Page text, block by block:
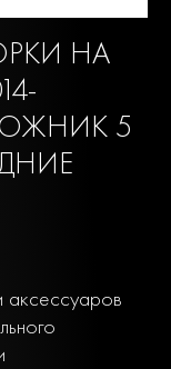
НА
5
аксессуаров